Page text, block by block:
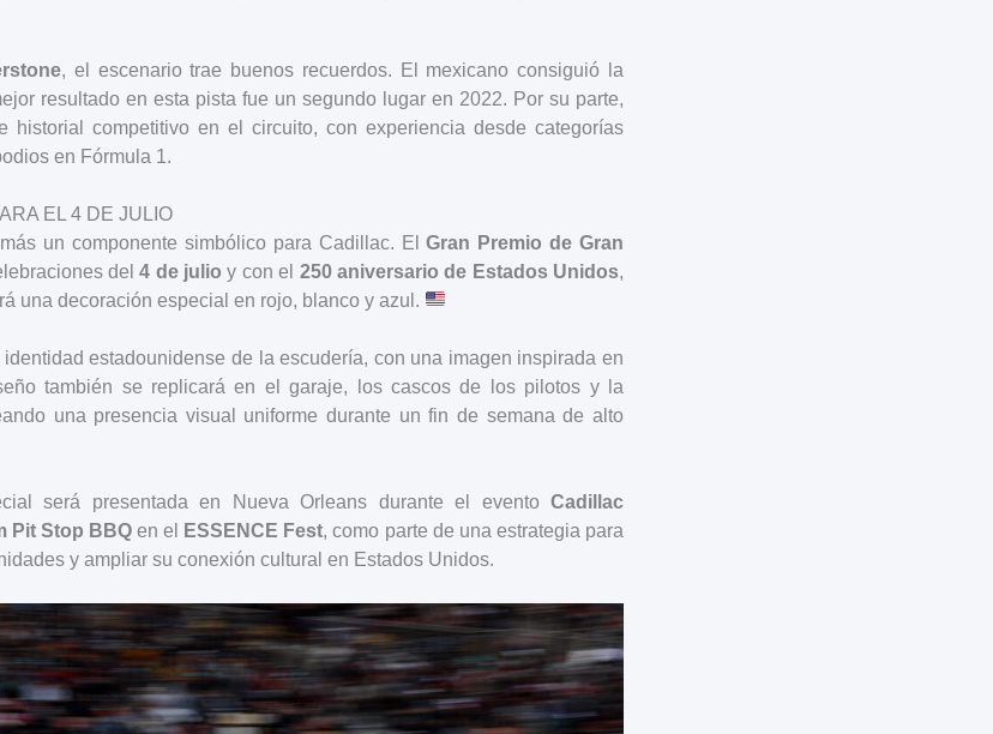
, el escenario trae buenos recuerdos. El mexicano consiguió la
resultado en esta pista fue un segundo lugar en 2022. Por su parte,
historial competitivo en el circuito, con experiencia desde categorías
en Fórmula 1.
EL 4 DE JULIO
un componente simbólico para Cadillac. ElGran Premio de Gran
del4 de julio y con el 250 aniversario de Estados Unidos,
una decoración especial en rojo, blanco y azul.
estadounidense de la escudería, con una imagen inspirada en
también se replicará en el garaje, los cascos de los pilotos y la
una presencia visual uniforme durante un fin de semana de alto
será presentada en Nueva Orleans durante el evento Cadillac
Pit Stop BBQen el ESSENCE Fest, como parte de una estrategia para
y ampliar su conexión cultural en Estados Unidos.